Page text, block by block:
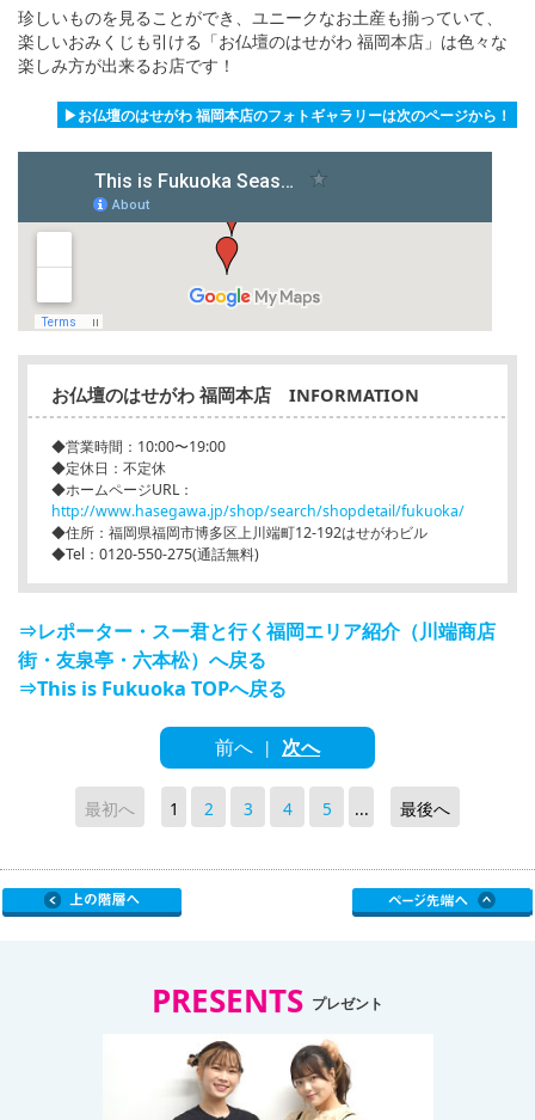
珍しいものを見ることができ、ユニークなお土産も揃っていて、
楽しいおみくじも引ける「お仏壇のはせがわ 福岡本店」は色々な
楽しみ方が出来るお店です！
▶お仏壇のはせがわ 福岡本店のフォトギャラリーは次のページから！
お仏壇のはせがわ 福岡本店 INFORMATION
◆営業時間：10:00〜19:00
◆定休日：不定休
◆ホームページURL：
http://www.hasegawa.jp/shop/search/shopdetail/fukuoka/
◆住所：福岡県福岡市博多区上川端町12-192はせがわビル
◆Tel：0120-550-275(通話無料)
⇒レポーター・スー君と行く福岡エリア紹介（川端商店
街・友泉亭・六本松）へ戻る
⇒This is Fukuoka TOPへ戻る
前へ | 次へ
最初へ 1 2 3 4 5 ... 最後へ
PRESENTS プレゼント